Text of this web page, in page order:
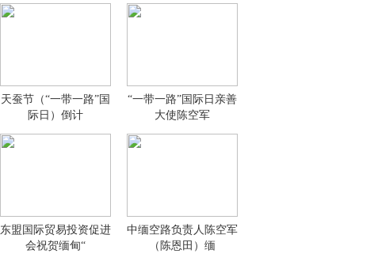
天蚕节（“一带一路”国
际日）倒计
“一带一路”国际日亲善
大使陈空军
东盟国际贸易投资促进
会祝贺缅甸“
中缅空路负责人陈空军
（陈恩田）缅